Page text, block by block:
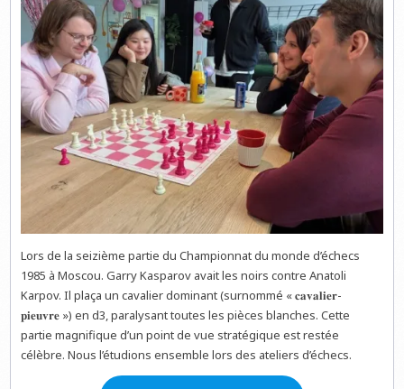
Lors de la seizième partie du Championnat du monde d’échecs
1985 à Moscou. Garry Kasparov avait les noirs contre Anatoli
Karpov. Il plaça un cavalier dominant (surnommé « 𝐜𝐚𝐯𝐚𝐥𝐢𝐞𝐫-
𝐩𝐢𝐞𝐮𝐯𝐫𝐞 ») en d3, paralysant toutes les pièces blanches. Cette
partie magnifique d’un point de vue stratégique est restée
célèbre. Nous l’étudions ensemble lors des ateliers d’échecs.